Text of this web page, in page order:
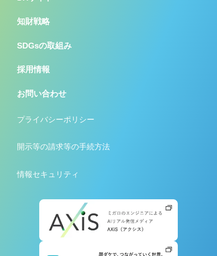
知財戦略
SDGsの取組み
採用情報
お問い合わせ
プライバシーポリシー
開示等の請求等の手続方法
情報セキュリティ